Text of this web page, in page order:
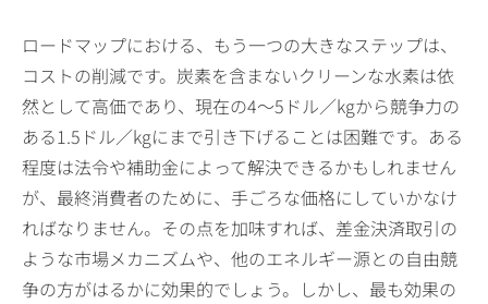
ロードマップにおける、もう一つの大きなステップは、
コストの削減です。炭素を含まないクリーンな水素は依
然として高価であり、現在の4～5ドル／kgから競争力の
ある1.5ドル／kgにまで引き下げることは困難です。ある
程度は法令や補助金によって解決できるかもしれません
が、最終消費者のために、手ごろな価格にしていかなけ
ればなりません。その点を加味すれば、差金決済取引の
ような市場メカニズムや、他のエネルギー源との自由競
争の方がはるかに効果的でしょう。しかし、最も効果の